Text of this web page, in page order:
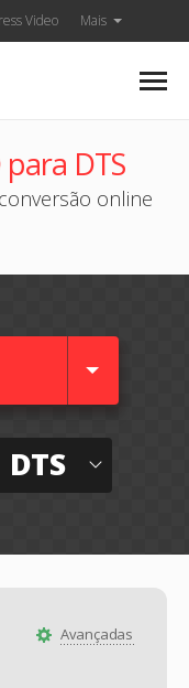
Video Mais
para DTS
online
DTS
Avançadas